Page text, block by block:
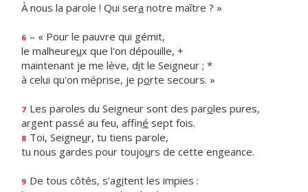
À nous la parole ! Qui sera notre maître ? »
6 – « Pour le pauvre qui gémit,
le malheureux que l'on dépouille, +
maintenant je me lève, dit le Seigneur ; *
à celui qu'on méprise, je porte secours. »
7 Les paroles du Seigneur sont des paroles pures,
argent passé au feu, affiné sept fois.
8 Toi, Seigneur, tu tiens parole,
tu nous gardes pour toujours de cette engeance.
9 De tous côtés, s'agitent les impies :